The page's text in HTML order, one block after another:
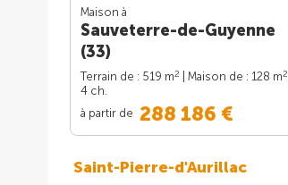
Maison à
Sauveterre-de-Guyenne
(33)
Terrain de : 519 m2 | Maison de : 128 m2
4 ch.
à partir de 288 186 €
Saint-Pierre-d'Aurillac